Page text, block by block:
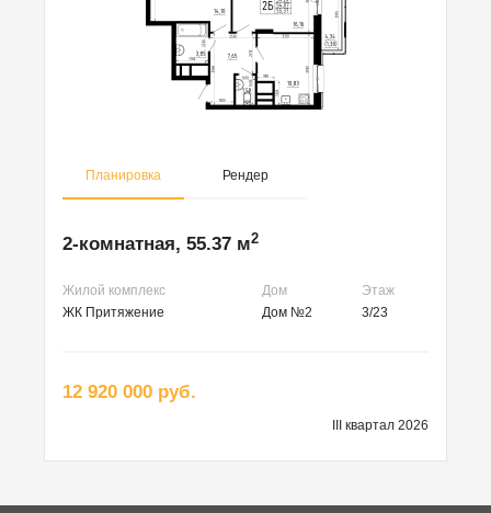
Планировка Рендер
2-комнатная, 55.37 м2
Жилой комплекс Дом
Этаж
ЖК Притяжение
Дом №2 3/23
12 920 000 руб.
III квартал 2026